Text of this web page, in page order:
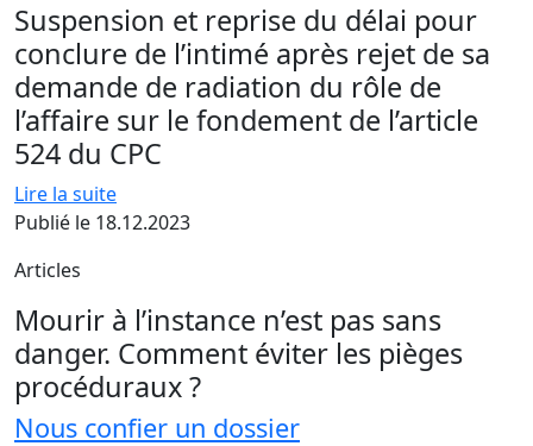
Suspension et reprise du délai pour
conclure de l’intimé après rejet de sa
demande de radiation du rôle de
l’affaire sur le fondement de l’article
524 du CPC
Lire la suite
Publié le 18.12.2023
Articles
Mourir à l’instance n’est pas sans
danger. Comment éviter les pièges
procéduraux ?
Nous confier un dossier